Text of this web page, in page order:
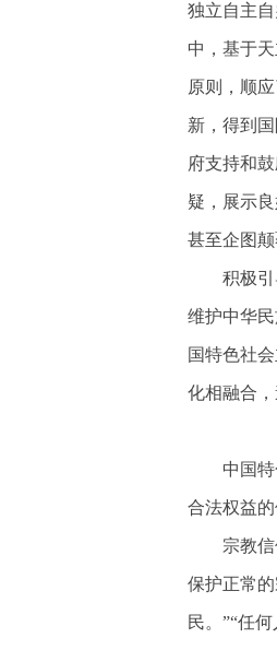
独立自主
中，基于
原则，顺
新，得到
府支持和
疑，展示
甚至企图
积极
维护中华
国特色社
化相融合
中国
合法权益的
宗教
保护正常
民。”“任